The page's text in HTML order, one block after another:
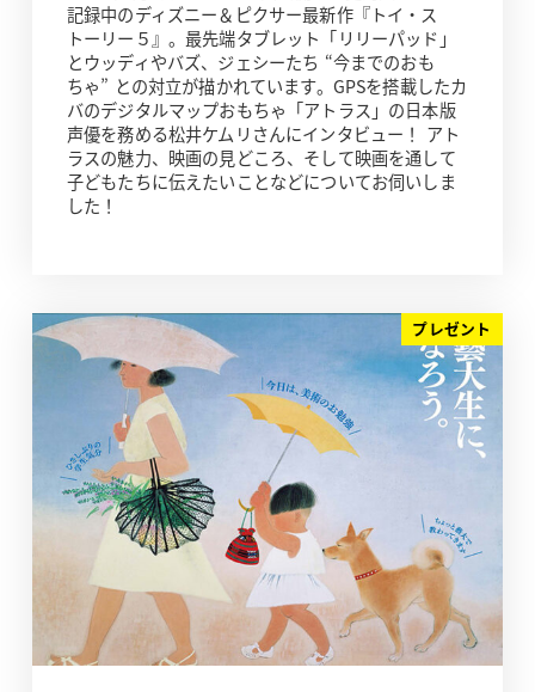
記録中のディズニー＆ピクサー最新作『トイ・ス
トーリー５』。最先端タブレット「リリーパッド」
とウッディやバズ、ジェシーたち “今までのおも
ちゃ” との対立が描かれています。GPSを搭載したカ
バのデジタルマップおもちゃ「アトラス」の日本版
声優を務める松井ケムリさんにインタビュー！ アト
ラスの魅力、映画の見どころ、そして映画を通して
子どもたちに伝えたいことなどについてお伺いしま
した！
プレゼント